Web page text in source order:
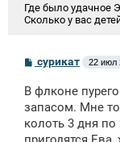
Где было удачное
Сколько у вас
С
о
б
щ
н
и
сурикат 22 июл
В флконе
запасом. Мне
колоть 3 дня